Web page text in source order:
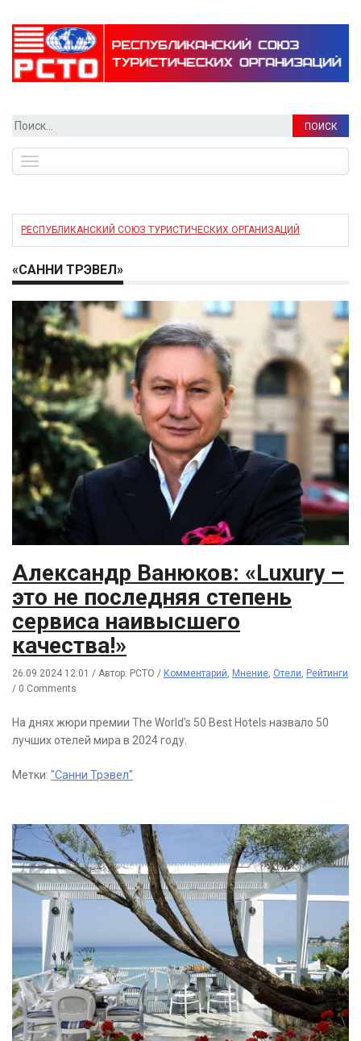
Найти:
navigation
РЕСПУБЛИКАНСКИЙ СОЮЗ ТУРИСТИЧЕСКИХ ОРГАНИЗАЦИЙ
«САННИ ТРЭВЕЛ»
Александр Ванюков: «Luxury –
это не последняя степень
сервиса наивысшего
качества!»
26.09.2024 12:01 / Автор: РСТО / Комментарий, Мнение, Отели, Рейтинги
/ 0 Comments
На днях жюри премии The World’s 50 Best Hotels назвало 50
лучших отелей мира в 2024 году.
Метки: "Санни Трэвел"